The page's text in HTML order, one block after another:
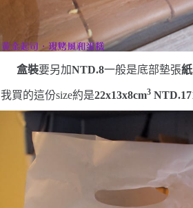
盒裝要另加NTD.8一般是底部墊張紙
我買的這份size約是22x13x8cm3